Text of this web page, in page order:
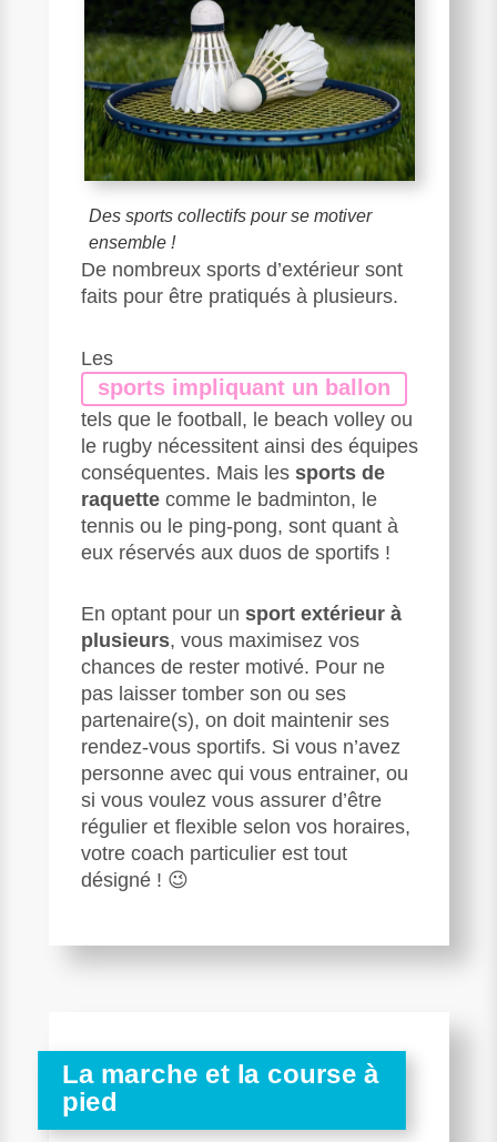
Des sports collectifs pour se motiver
ensemble !
De nombreux sports d’extérieur sont
faits pour être pratiqués à plusieurs.
Les
sports impliquant un ballon
tels que le football, le beach volley ou
le rugby nécessitent ainsi des équipes
conséquentes. Mais les sports de
raquettecomme le badminton, le
tennis ou le ping-pong, sont quant à
eux réservés aux duos de sportifs !
En optant pour un sport extérieur à
plusieurs, vous maximisez vos
chances de rester motivé. Pour ne
pas laisser tomber son ou ses
partenaire(s), on doit maintenir ses
rendez-vous sportifs. Si vous n’avez
personne avec qui vous entrainer, ou
si vous voulez vous assurer d’être
régulier et flexible selon vos horaires,
votre coach particulier est tout
désigné ! 😉
La marche et la course à
pied